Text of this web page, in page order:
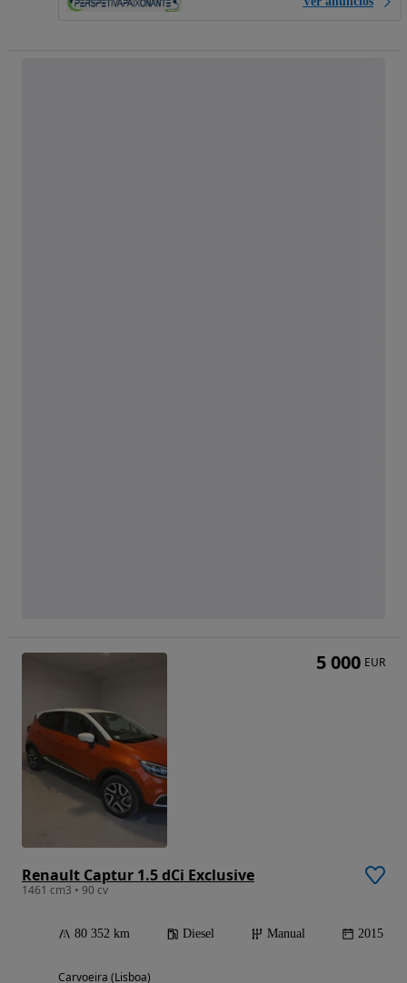
Renault Captur 1.5 dCi Exclusive
1461 cm3 • 90 cv
80 352 km Diesel Manual 2015
Carvoeira (Lisboa)
5 000 EUR